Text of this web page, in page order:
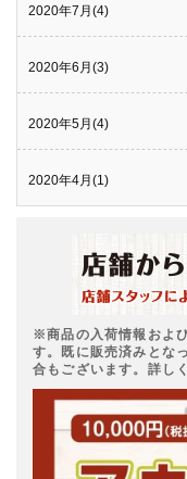
2020年7月(4)
2020年6月(3)
2020年5月(4)
2020年4月(1)
※商品の入荷情報およ
す。既に販売済みとな
合もございます。詳し